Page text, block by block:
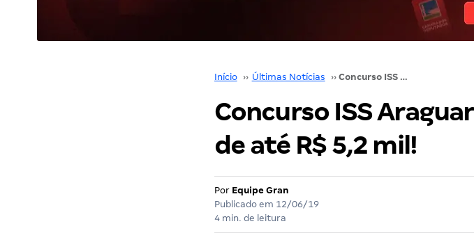
Início ›› Últimas Notícias ›› Concurso ISS Araguari MG: SAIU! Iniciais de até R$ 5,2 mil!
Concurso ISS
de até R$ 5,2 mil!
Por Equipe Gran
Publicado em 12/06/19
4 min. de leitura